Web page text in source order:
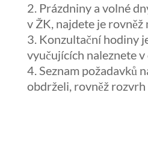
Prázdniny a volné
v ŽK, najdete je rovněž
Konzultační hodiny
vyučujících naleznete
Seznam požadavků
obdrželi, rovněž